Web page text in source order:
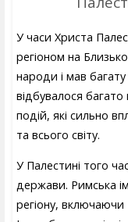
У часи Христа
регіоном на
народи і мав багату
відбувалося багато
подій, які сильно
та всього світу.
У Палестині того
держави. Римська
регіону,